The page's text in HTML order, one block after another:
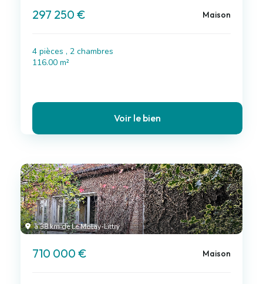
297 250 € Maison
4 pièces , 2 chambres
116.00 m²
Voir le bien
à 38 km de Le Molay-Littry
710 000 € Maison